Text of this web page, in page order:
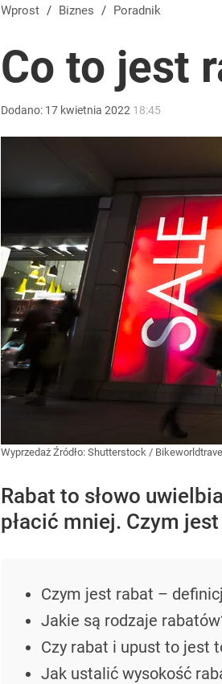
Wprost / Biznes / Poradnik
Co to jest
Dodano: 17 kwietnia 2022 18:45
Wyprzedaż Źródło: Shutterstock / Bikeworldtravel
Rabat to słowo
płacić mniej. Czym
Czym jest rabat –
Jakie są rodzaje
Czy rabat i upust to jest
Jak ustalić wysokość